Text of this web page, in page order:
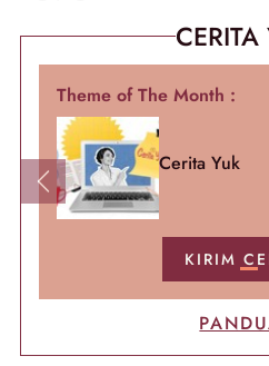
Theme of The Month :
Cerita Yuk
KIRIM
Previous